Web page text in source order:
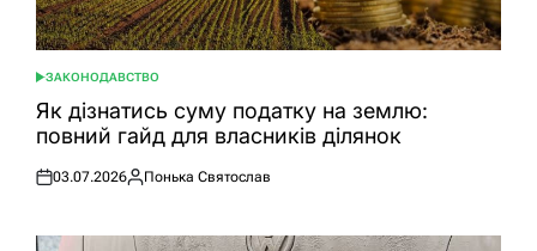
ОПУБЛІКУВАТИ
У
ЗАКОНОДАВСТВО
Як дізнатись суму податку на землю:
повний гайд для власників ділянок
Оприлюднено
03.07.2026
Опубліковано
Понька Святослав